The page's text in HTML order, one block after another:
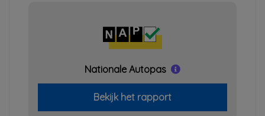
Nationale Autopas
Bekijk het rapport